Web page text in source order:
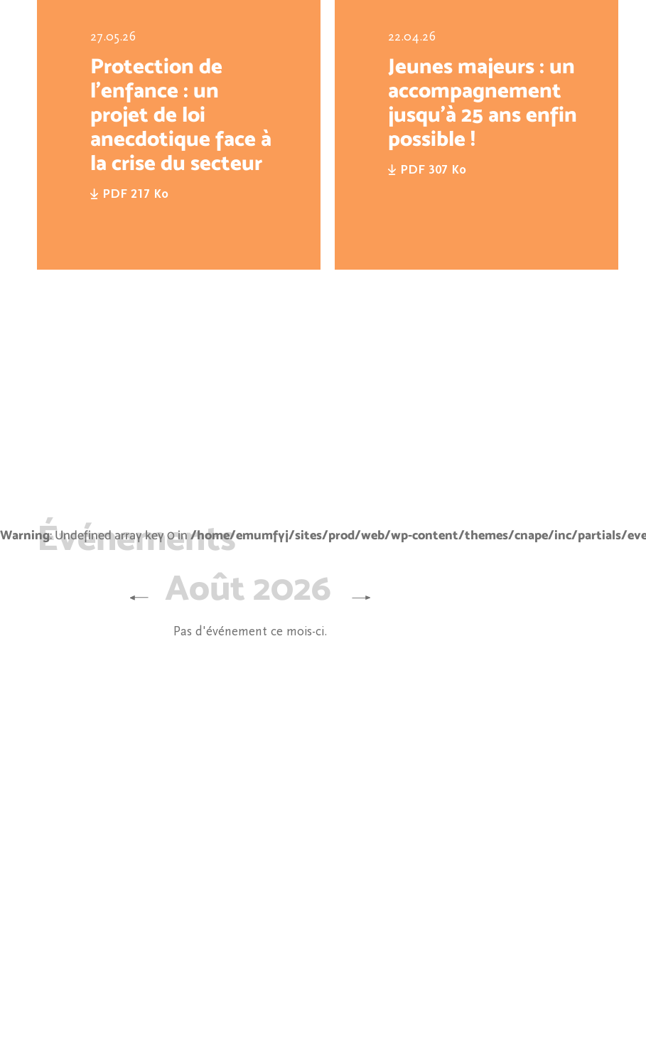
27.05.26
Protection de
l’enfance : un
projet de loi
anecdotique face à
la crise du secteur
PDF 217 Ko
22.04.26
Jeunes majeurs : un
accompagnement
jusqu’à 25 ans enfin
possible !
PDF 307 Ko
Warning: Undefined array key 0 in/home/emumfyj/sites/prod/web/wp-content/themes/cnape/inc/partials/
Événements
Août 2026
Pas d'événement ce mois-ci.